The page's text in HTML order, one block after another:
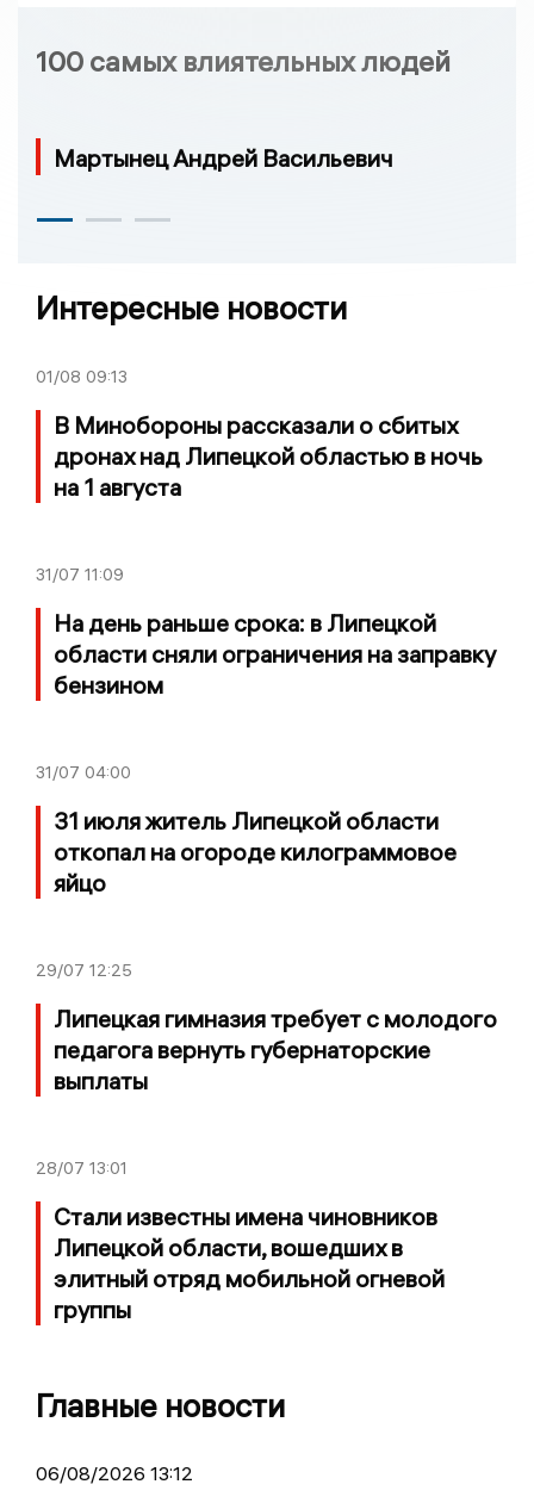
100 самых влиятельных людей
Мартынец Андрей Васильевич
Интересные новости
01/08 09:13
В Минобороны рассказали о сбитых
дронах над Липецкой областью в ночь
на 1 августа
31/07 11:09
На день раньше срока: в Липецкой
области сняли ограничения на заправку
бензином
31/07 04:00
31 июля житель Липецкой области
откопал на огороде килограммовое
яйцо
29/07 12:25
Липецкая гимназия требует с молодого
педагога вернуть губернаторские
выплаты
28/07 13:01
Стали известны имена чиновников
Липецкой области, вошедших в
элитный отряд мобильной огневой
группы
Главные новости
06/08/2026 13:12